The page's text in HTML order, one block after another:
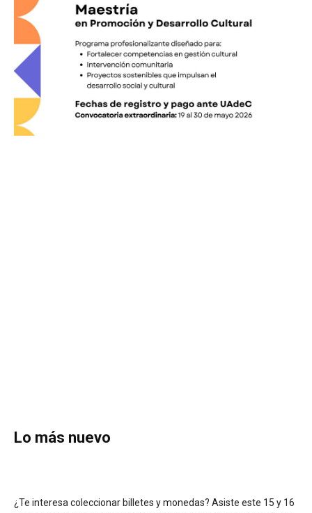
Lo más nuevo
¿Te interesa coleccionar billetes y monedas? Asiste este 15 y 16